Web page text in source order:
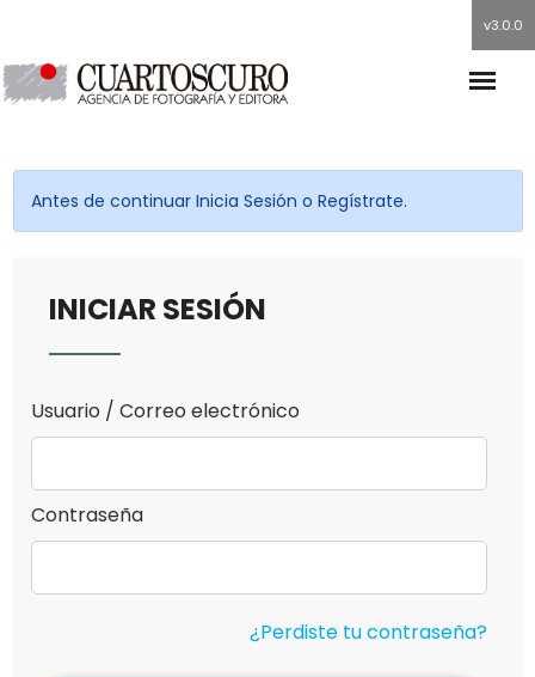
v3.0.0
Antes de continuar Inicia Sesión o Regístrate.
INICIAR SESIÓN
Usuario / Correo electrónico
Contraseña
¿Perdiste tu contraseña?